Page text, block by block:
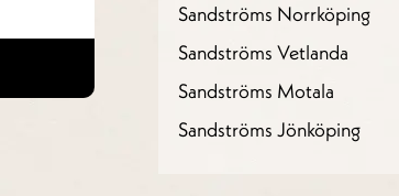
Sandströms Norrköping
Sandströms Vetlanda
Sandströms Motala
Sandströms Jönköping